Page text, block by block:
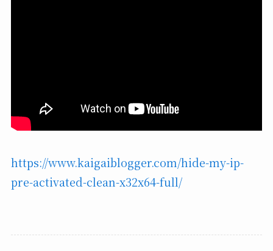
https://www.kaigaiblogger.com/hide-my-ip-
pre-activated-clean-x32x64-full/